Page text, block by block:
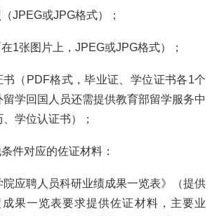
JPEG或JPG格式）；
1张图片上，JPEG或JPG格式）；
（PDF格式，毕业证、学位证书各1个
学回国人员还需提供教育部留学服务中
学位认证书）；
件对应的佐证材料：
院应聘人员科研业绩成果一览表》（提供
果一览表要求提供佐证材料，主要业